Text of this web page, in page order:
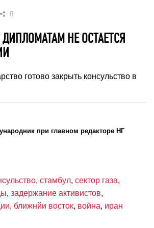
0
НЕ ОСТАЕТСЯ
готово закрыть консульство в
при главном редакторе НГ
, стамбул, сектор газа,
, задержание активистов,
, ближнйи восток, война, иран